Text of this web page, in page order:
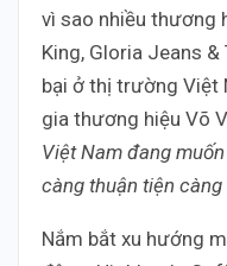
vì sao nhiều thương
King, Gloria Jeans
bại ở thị trường Việt
gia thương hiệu Võ
Việt Nam đang
càng thuận tiện càng
Nắm bắt xu hướng